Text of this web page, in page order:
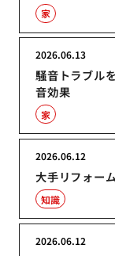
家
騒音トラブル
音効果
2026.06.13
家
大手リフォー
2026.06.12
知識
2026.06.12